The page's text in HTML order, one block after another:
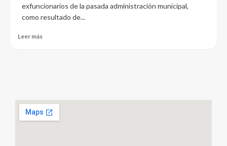
exfuncionarios de la pasada administración municipal,
como resultado de...
Leer más